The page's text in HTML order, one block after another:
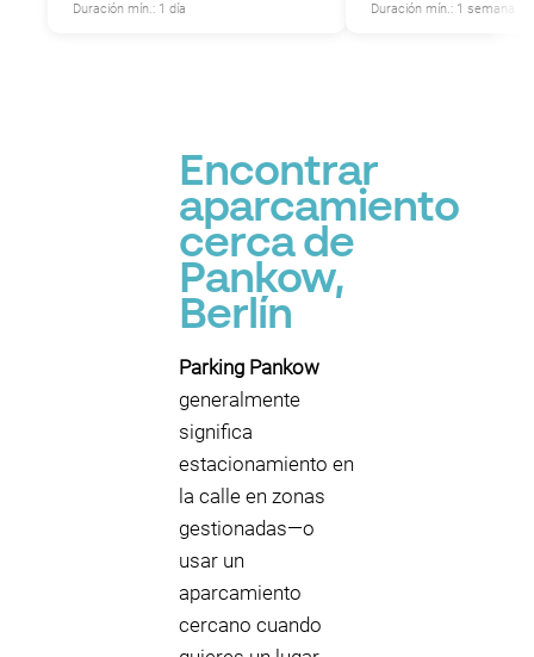
Duración mín.: 1 día
Duración mín.: 1 semana
Encontrar
aparcamiento
cerca de
Pankow,
Berlín
Parking Pankow
generalmente
significa
estacionamiento en
la calle en zonas
gestionadas—o
usar un
aparcamiento
cercano cuando